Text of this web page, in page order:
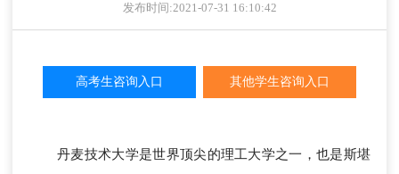
发布时间:2021-07-31 16:10:42
高考生咨询入口 其他学生咨询入口
丹麦技术大学是世界顶尖的理工大学之一，也是斯堪